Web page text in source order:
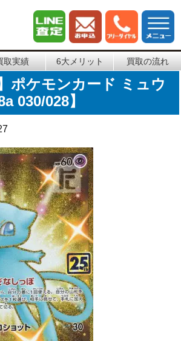
取実績 6大メリット 買取の流れ
ポケモンカード ミュウ
030/028】